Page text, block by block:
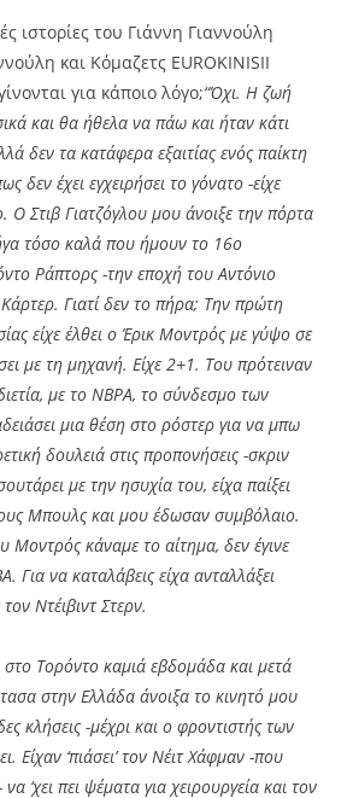
και Κόμαζετς EUROKINISII
για κάποιο λόγο;“Όχι. Η ζωή
και θα ήθελα να πάω και ήταν κάτι
δεν τα κατάφερα εξαιτίας ενός παίκτη
δεν έχει εγχειρήσει το γόνατο -είχε
Ο Στιβ Γιατζόγλου μου άνοιξε την πόρτα
τόσο καλά που ήμουν το 16ο
Ράπτορς -την εποχή του Αντόνιο
Κάρτερ. Γιατί δεν το πήρα; Την πρώτη
είχε έλθει ο Έρικ Μοντρός με γύψο σε
με τη μηχανή. Είχε 2+1. Του πρότειναν
με το ΝΒΡΑ, το σύνδεσμο των
μια θέση στο ρόστερ για να μπω
δουλειά στις προπονήσεις -σκριν
με την ησυχία του, είχα παίξει
Μπουλς και μου έδωσαν συμβόλαιο.
Μοντρός κάναμε το αίτημα, δεν έγινε
Για να καταλάβεις είχα ανταλλάξει
Ντέιβιντ Στερν.
Τορόντο καμιά εβδομάδα και μετά
στην Ελλάδα άνοιξα το κινητό μου
κλήσεις -μέχρι και ο φροντιστής των
Είχαν ‘πιάσει’ τον Νέιτ Χάφμαν -που
‘χει πει ψέματα για χειρουργεία και τον